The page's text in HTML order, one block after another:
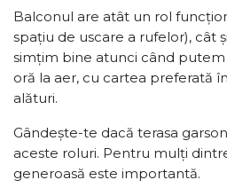
Balconul are atât un rol
spațiu de uscare a rufelor), cât
simțim bine atunci când
oră la aer, cu cartea preferată
alături.
Gândește-te dacă terasa
aceste roluri. Pentru mulți
generoasă este importantă.